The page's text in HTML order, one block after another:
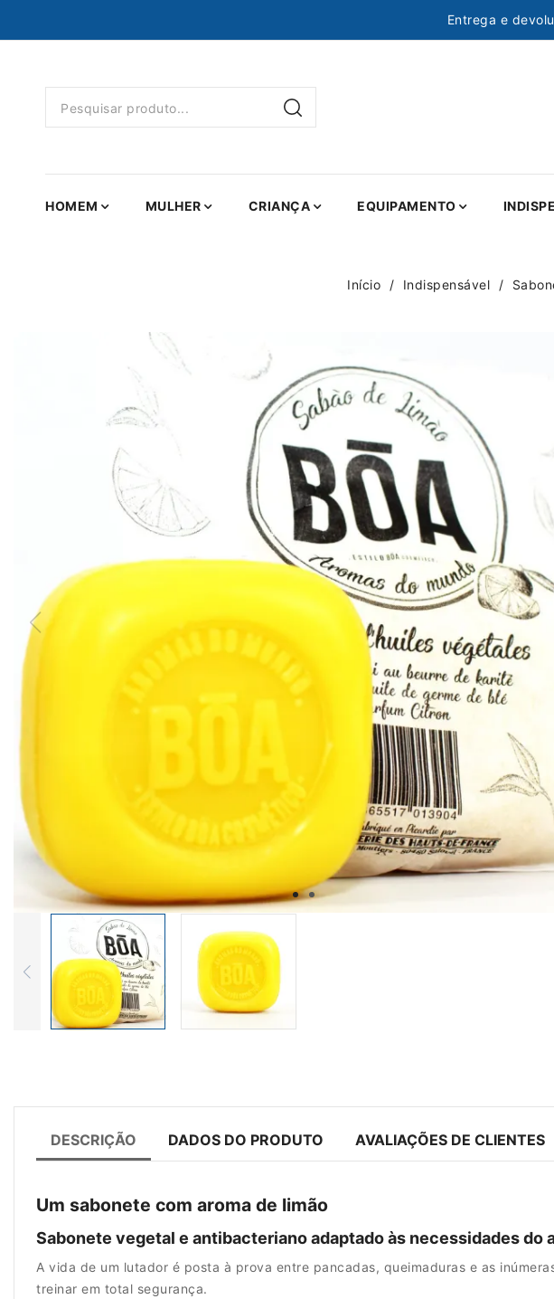
Entrega e
HOMEM MULHER CRIANÇA EQUIPAMENTO
Início Indispensável
DESCRIÇÃO DADOS DO PRODUTO AVALIAÇÕES DE CLIENTES
Um sabonete com aroma de limão
Sabonete vegetal e antibacteriano adaptado às necessidades do
A vida de um lutador é posta à prova entre pancadas, queimaduras e as
treinar em total segurança.